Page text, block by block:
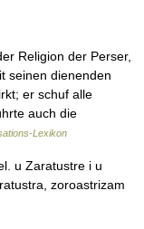
Religion der Perser,
seinen dienenden
er schuf alle
auch die
Lexikon
u Zaratustre i u
zoroastrizam